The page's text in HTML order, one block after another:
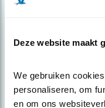
Deze website maakt
We gebruiken
personaliseren, om
en om ons
over vogels en